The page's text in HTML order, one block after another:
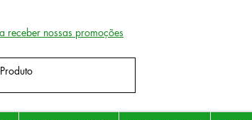
receber nossas promoções